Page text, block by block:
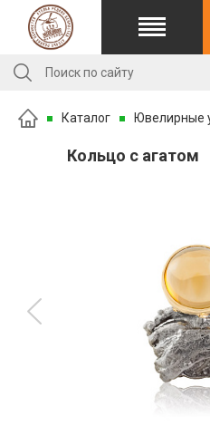
Каталог Ювелирные
Кольцо с агатом